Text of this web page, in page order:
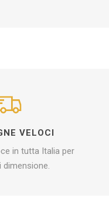
VELOCI
in tutta Italia per
dimensione.